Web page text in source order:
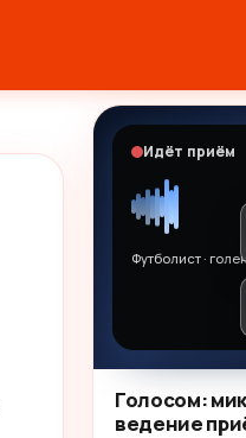
Идёт приём
Футболист ·
Голосом:
ведение